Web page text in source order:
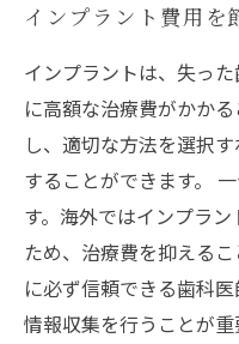
インプラント費用を
インプラントは、失っ
に高額な治療費がかか
し、適切な方法を選択
することができます。
す。海外ではインプラ
ため、治療費を抑える
に必ず信頼できる歯科
情報収集を行うことが